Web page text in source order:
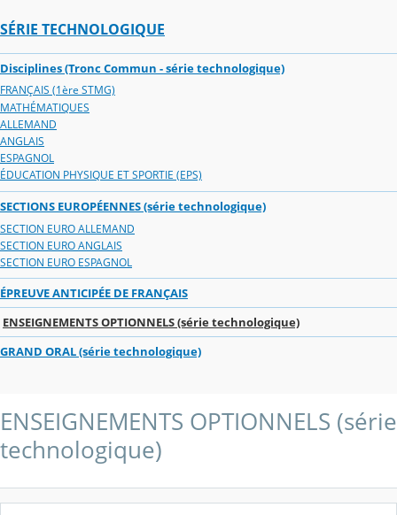
SÉRIE TECHNOLOGIQUE
Disciplines (Tronc Commun - série technologique)
FRANÇAIS (1ère STMG)
MATHÉMATIQUES
ALLEMAND
ANGLAIS
ESPAGNOL
ÉDUCATION PHYSIQUE ET SPORTIE (EPS)
SECTIONS EUROPÉENNES (série technologique)
SECTION EURO ALLEMAND
SECTION EURO ANGLAIS
SECTION EURO ESPAGNOL
ÉPREUVE ANTICIPÉE DE FRANÇAIS
ENSEIGNEMENTS OPTIONNELS (série technologique)
GRAND ORAL (série technologique)
ENSEIGNEMENTS OPTIONNELS (série
technologique)